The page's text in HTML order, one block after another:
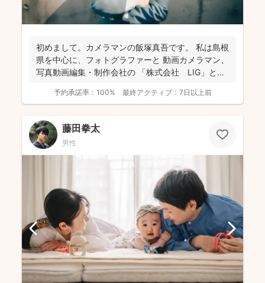
初めまして。カメラマンの飯塚真吾です。 私は島根
県を中心に、フォトグラファーと 動画カメラマン、
写真動画編集・制作会社の 「株式会社 LIG」とい
予約承諾率： 100% 最終アクティブ： 7日以上前
藤田拳太
男性